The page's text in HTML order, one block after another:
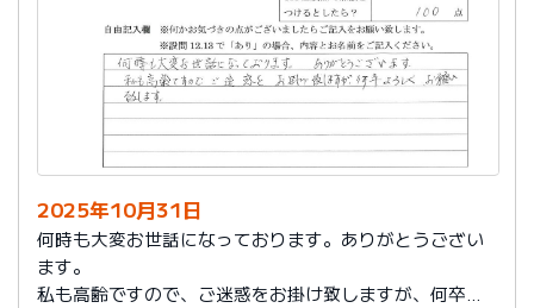
2025年10月31日
何時も大変お世話になっております。ありがとうござい
ます。
私も高齢ですので、ご迷惑をお掛け致しますが、何卒よ